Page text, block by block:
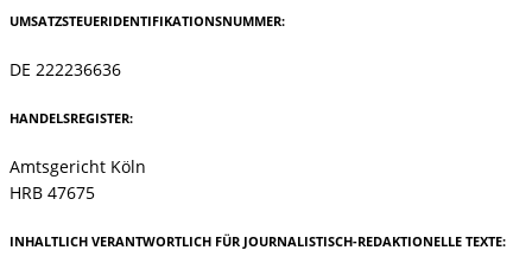
UMSATZSTEUERIDENTIFIKATIONSNUMMER:
DE 222236636
HANDELSREGISTER:
Amtsgericht Köln
HRB 47675
INHALTLICH VERANTWORTLICH FÜR JOURNALISTISCH-REDAKTIONELLE TEXTE: